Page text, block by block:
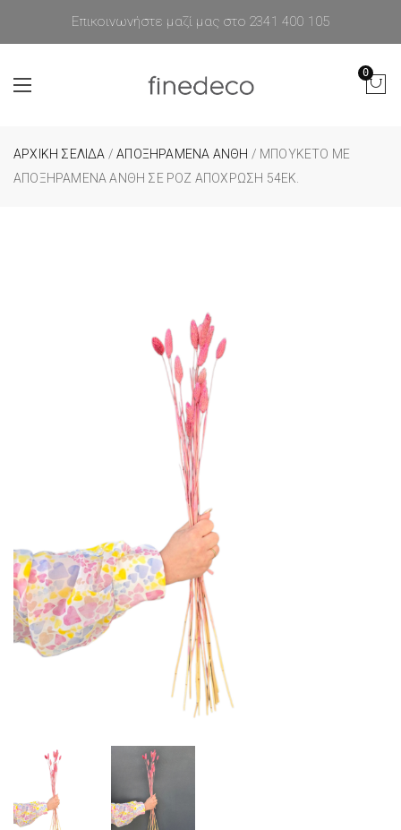
Επικοινωνήστε μαζί μας στο 2341 400 105
0
ΑΡΧΙΚΉ ΣΕΛΊΔΑ /ΑΠΟΞΗΡΑΜΕΝΑ ΑΝΘΗ / ΜΠΟΥΚΈΤΟ ΜΕ
ΑΠΟΞΗΡΑΜΈΝΑ ΆΝΘΗ ΣΕ ΡΟΖ ΑΠΌΧΡΩΣΗ 54ΕΚ.